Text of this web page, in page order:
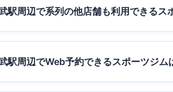
駅周辺で系列の他店舗も利用できるス
駅周辺でWeb予約できるスポーツジム